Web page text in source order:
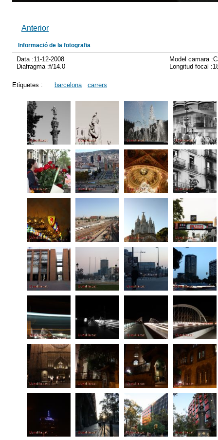
Anterior
Informació de la fotografia
Data :11-12-2008
Model camara
Diafragma :f/14.0
Longitud focal
Etiquetes : barcelona carrers